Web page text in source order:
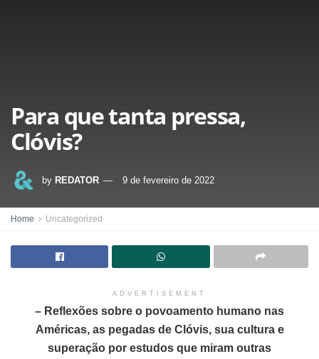
Para que tanta pressa,
Clóvis?
by REDATOR 9 de fevereiro de 2022
Home Uncategorized
ADVERTISEMENT
– Reflexões sobre o povoamento humano nas
Américas, as pegadas de Clóvis, sua cultura e
superação por estudos que miram outras